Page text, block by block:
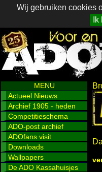
Wij gebruiken cookies
MENU
Actueel Nieuws
Archief 1905 - heden
Competitieschema
ADO-post archief
ADOfans visit
Downloads
Wallpapers
De ADO Kassahuisjes